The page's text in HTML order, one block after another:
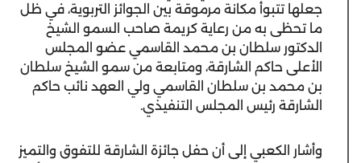
جعلها تتبوأ مكانة مرموقة بين الجوائز التربوية، في ظل
ما تحظى به من رعاية كريمة صاحب السمو الشيخ
الدكتور سلطان بن محمد القاسمي عضو المجلس
الأعلى حاكم الشارقة، ومتابعة من سمو الشيخ سلطان
بن محمد بن سلطان القاسمي ولي العهد نائب حاكم
الشارقة رئيس المجلس التنفيذي.
وأشار الكعبي إلى أن حفل جائزة الشارقة للتفوق والتميز